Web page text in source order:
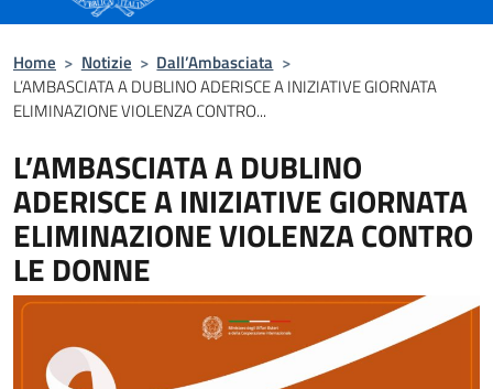
Home > Notizie > Dall’Ambasciata >
L’AMBASCIATA A DUBLINO ADERISCE A INIZIATIVE GIORNATA
ELIMINAZIONE VIOLENZA CONTRO...
L’AMBASCIATA A DUBLINO
ADERISCE A INIZIATIVE GIORNATA
ELIMINAZIONE VIOLENZA CONTRO
LE DONNE